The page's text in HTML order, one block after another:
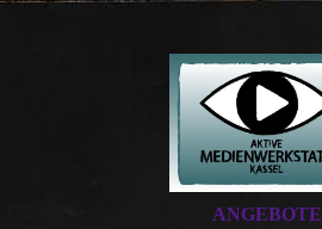
ANGEBOTE